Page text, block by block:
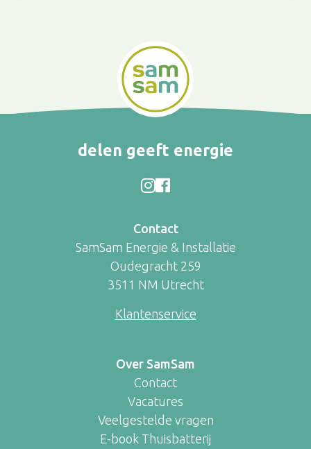
delen geeft energie
Contact
SamSam Energie & Installatie
Oudegracht 259
3511 NM Utrecht
Klantenservice
Over SamSam
Contact
Vacatures
Veelgestelde vragen
E-book Thuisbatterij